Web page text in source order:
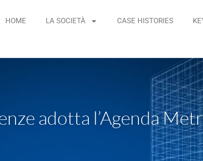
HOME LA SOCIETÀ CASE HISTORIES
adotta l’Agenda